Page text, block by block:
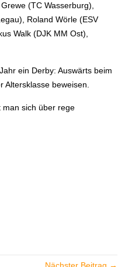
(TC Wasserburg),
Roland Wörle (ESV
Walk (DJK MM Ost),
ein Derby: Auswärts beim
Altersklasse beweisen.
man sich über rege